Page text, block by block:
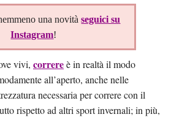
una novitàseguici su
Instagram!
vivi, correreè in realtà il modo
all’aperto, anche nelle
necessaria per correre con il
rispetto ad altri sport invernali; in più,